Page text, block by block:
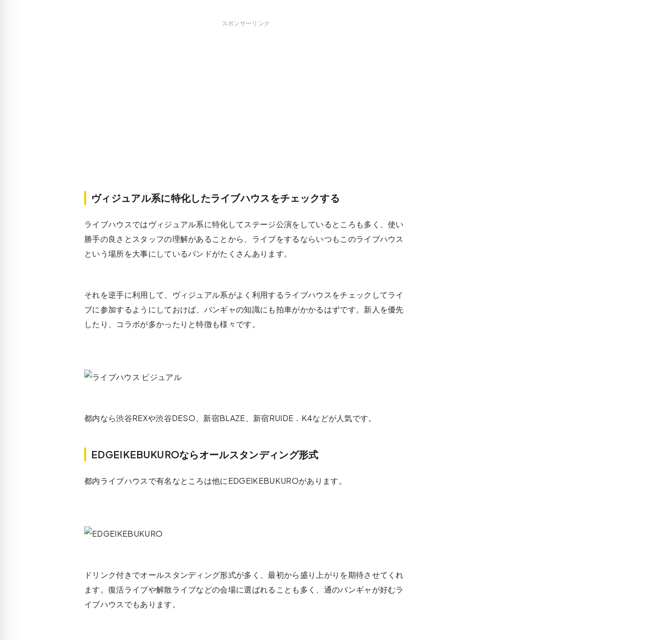
スポンサーリンク
ヴィジュアル系に特化したライブハウスをチェックする
ライブハウスではヴィジュアル系に特化してステージ公演をしているところも多く、使い
勝手の良さとスタッフの理解があることから、ライブをするならいつもこのライブハウス
という場所を大事にしているバンドがたくさんあります。
それを逆手に利用して、ヴィジュアル系がよく利用するライブハウスをチェックしてライ
ブに参加するようにしておけば、バンギャの知識にも拍車がかかるはずです。新人を優先
したり、コラボが多かったりと特徴も様々です。
都内なら渋谷REXや渋谷DESO、新宿BLAZE、新宿RUIDE．K4などが人気です。
EDGEIKEBUKUROならオールスタンディング形式
都内ライブハウスで有名なところは他にEDGEIKEBUKUROがあります。
ドリンク付きでオールスタンディング形式が多く、最初から盛り上がりを期待させてくれ
ます。復活ライブや解散ライブなどの会場に選ばれることも多く、通のバンギャが好むラ
イブハウスでもあります。